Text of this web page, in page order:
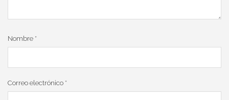
Nombre *
Correo electrónico *